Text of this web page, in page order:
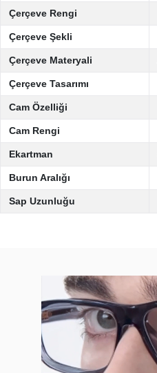
Çerçeve Rengi
Çerçeve Şekli
Çerçeve Materyali
Çerçeve Tasarımı
Cam Özelliği
Cam Rengi
Ekartman
Burun Aralığı
Sap Uzunluğu